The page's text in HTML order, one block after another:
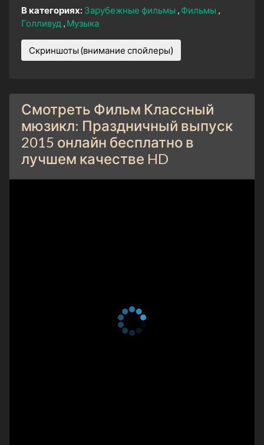
В категориях: Зарубежные фильмы
Фильмы
Голливуд
Музыка
Скриншоты (внимание спойлеры)
Смотреть Фильм Классный
мюзикл: Праздничный выпуск
2015 онлайн бесплатно в
лучшем качестве HD